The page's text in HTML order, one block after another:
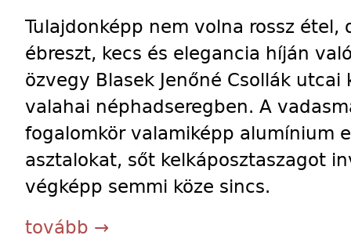
Tulajdonképp nem volna rossz étel,
ébreszt, kecs és elegancia híján
özvegy Blasek Jenőné Csollák
valahai néphadseregben. A
fogalomkör valamiképp alumínium
asztalokat, sőt kelkáposztaszagot
végképp semmi köze sincs.
tovább →